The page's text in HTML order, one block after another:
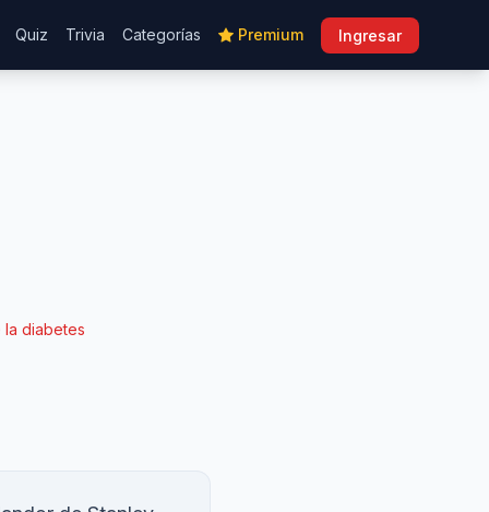
Quiz Trivia Categorías Premium Ingresar
la diabetes